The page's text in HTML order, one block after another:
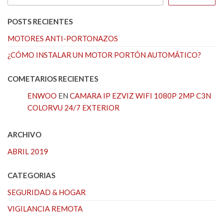
POSTS RECIENTES
MOTORES ANTI-PORTONAZOS
¿CÓMO INSTALAR UN MOTOR PORTÓN AUTOMÁTICO?
COMETARIOS RECIENTES
ENWOO EN CAMARA IP EZVIZ WIFI 1080P 2MP C3N
COLORVU 24/7 EXTERIOR
ARCHIVO
ABRIL 2019
CATEGORIAS
SEGURIDAD & HOGAR
VIGILANCIA REMOTA